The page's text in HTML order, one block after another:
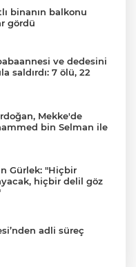
binanın balkonu
gördü
ve dedesini
saldırdı: 7 ölü, 22
Mekke'de
bin Selman ile
Gürlek: "Hiçbir
hiçbir delil göz
adli süreç